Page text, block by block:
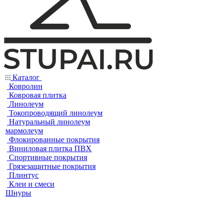
Каталог
Ковролин
Ковровая плитка
Линолеум
Токопроводящий линолеум
Натуральный линолеум
мармолеум
Флокированные покрытия
Виниловая плитка ПВХ
Спортивные покрытия
Грязезащитные покрытия
Плинтус
Клеи и смеси
Шнуры